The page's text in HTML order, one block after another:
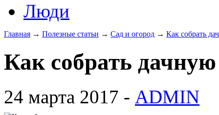
Люди
Главная → Полезные статьи → Сад и огород → Как собрать
Как собрать
24 марта 2017 - ADMIN